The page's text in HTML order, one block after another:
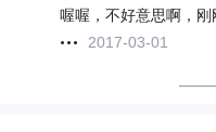
喔喔，不好意思啊，
2017-03-01
——